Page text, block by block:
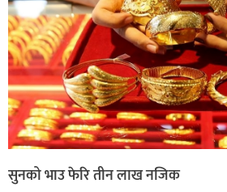
सुनको भाउ फेरि तीन लाख नजिक